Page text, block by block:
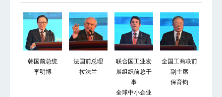
韩国前总统
李明博
法国前总理
拉法兰
联合国工业发
展组织前总干
事
全球中小企业
全国工商联前
副主席
保育钧